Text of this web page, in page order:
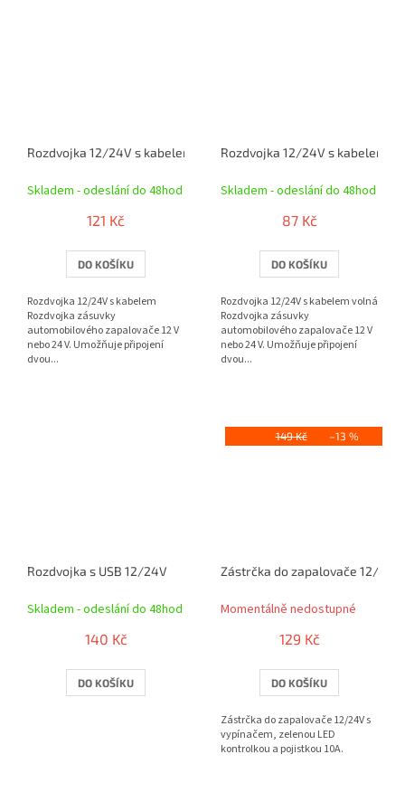
Rozdvojka 12/24V s kabelem
Skladem - odeslání do 48hod
121 Kč
DO KOŠÍKU
Rozdvojka 12/24V s kabelem
Rozdvojka zásuvky
automobilového zapalovače 12 V
nebo 24 V. Umožňuje připojení
dvou...
Rozdvojka 12/24V s kabelem
Skladem - odeslání do 48hod
87 Kč
DO KOŠÍKU
Rozdvojka 12/24V s kabelem volná
Rozdvojka zásuvky
automobilového zapalovače 12 V
nebo 24 V. Umožňuje připojení
dvou...
Rozdvojka s USB 12/24V
Skladem - odeslání do 48hod
140 Kč
DO KOŠÍKU
149 Kč –13 %
Zástrčka do zapalovače 12/24V
Momentálně nedostupné
129 Kč
DO KOŠÍKU
Zástrčka do zapalovače 12/24V s
vypínačem, zelenou LED
kontrolkou a pojistkou 10A.